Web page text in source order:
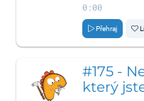
0:00
Přehraj
#175 -
který